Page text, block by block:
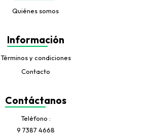
Quiénes somos
Información
Términos y condiciones
Contacto
Contáctanos
Teléfono
9 7387 4668